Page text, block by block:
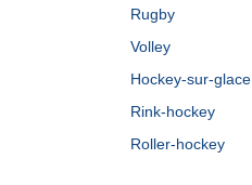
Rugby
Volley
Hockey-sur-glace
Rink-hockey
Roller-hockey